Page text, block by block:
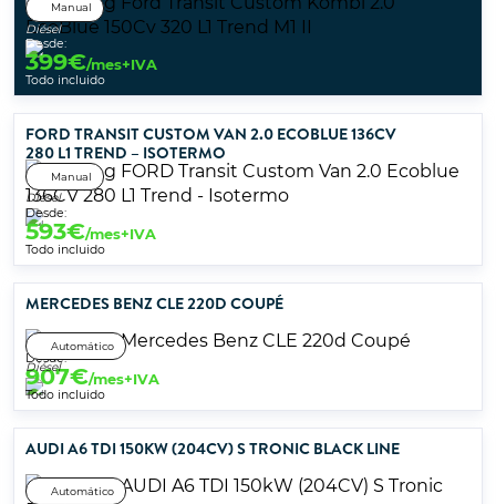
Manual
Diésel
Desde:
399€/mes+IVA
Todo incluido
FORD TRANSIT CUSTOM VAN 2.0 ECOBLUE 136CV
280 L1 TREND – ISOTERMO
Manual
Diésel
Desde:
593€/mes+IVA
Todo incluido
MERCEDES BENZ CLE 220D COUPÉ
Automático
Diésel
Desde:
907€/mes+IVA
Todo incluido
AUDI A6 TDI 150KW (204CV) S TRONIC BLACK LINE
Automático